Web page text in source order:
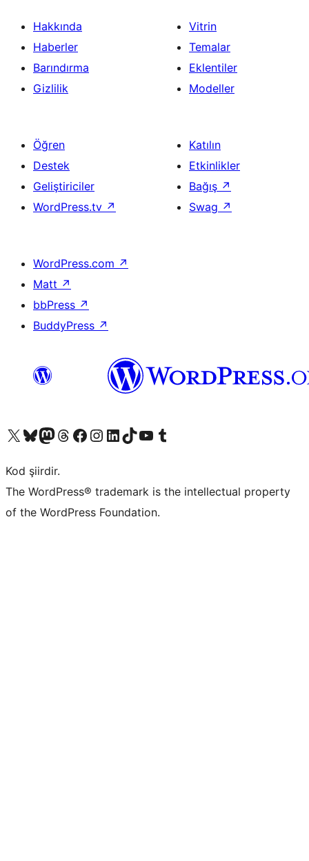
Hakkında
Haberler
Barındırma
Gizlilik
Vitrin
Temalar
Eklentiler
Modeller
Öğren
Destek
Geliştiriciler
WordPress.tv ↗
Katılın
Etkinlikler
Bağış ↗
Swag ↗
WordPress.com ↗
Matt ↗
bbPress ↗
BuddyPress ↗
X (eski Twitter) hesabımıza bakın
Bluesky hesabımızı ziyaret edinMastodon hesabımızı ziyaret edinThreads hesabımızı ziyaret edinFacebook sayfamızı ziyaret edinInstagram hesabımızı ziyaret edinLinkedIn hesabımızı ziyaret edinTikTok hesabımızı ziyaret edinYouTube kanalımızı ziyaret edinTumblr hesabımızı ziyaret edin
Kod şiirdir.
The WordPress® trademark is the intellectual property
of the WordPress Foundation.